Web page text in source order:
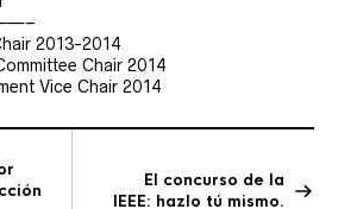
2013-2014
Chair 2014
Vice Chair 2014
El concurso de la
IEEE: hazlo tú mismo.